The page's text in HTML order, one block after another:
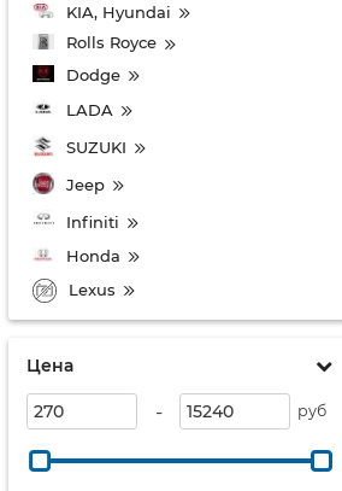
KIA, Hyundai
Rolls Royce
Dodge
LADA
SUZUKI
Jeep
Infiniti
Honda
Lexus
Цена
- руб